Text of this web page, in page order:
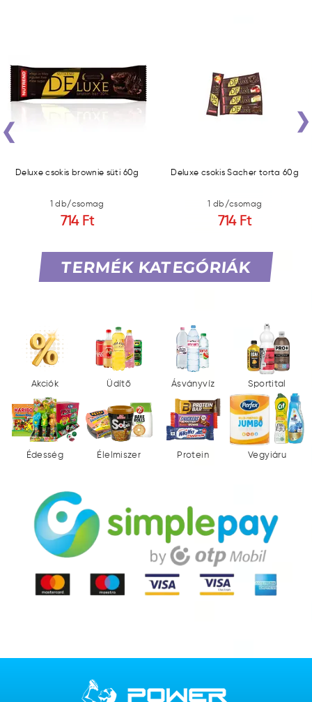
Deluxe csokis brownie süti 60g
1 db/csomag
714 Ft
Deluxe csokis Sacher torta 60g
1 db/csomag
714 Ft
‹ ›
TERMÉK KATEGÓRIÁK
Akciók Üdítő Ásványvíz Sportital
Édesség Élelmiszer Protein Vegyiáru